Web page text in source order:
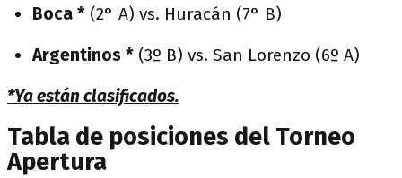
Boca * (2° A) vs. Huracán (7° B)
Argentinos * (3º B) vs. San Lorenzo (6º A)
*Ya están clasificados.
Tabla de posiciones del Torneo
Apertura